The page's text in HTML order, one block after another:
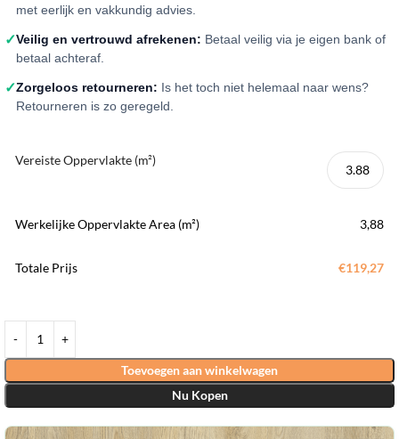
met eerlijk en vakkundig advies.
✓Veilig en vertrouwd afrekenen: Betaal veilig via je eigen bank of
betaal achteraf.
✓Zorgeloos retourneren: Is het toch niet helemaal naar wens?
Retourneren is zo geregeld.
Vereiste Oppervlakte (m²)
Werkelijke Oppervlakte Area (m²) 3,88
Totale Prijs €119,27
Toevoegen aan winkelwagen
Nu Kopen